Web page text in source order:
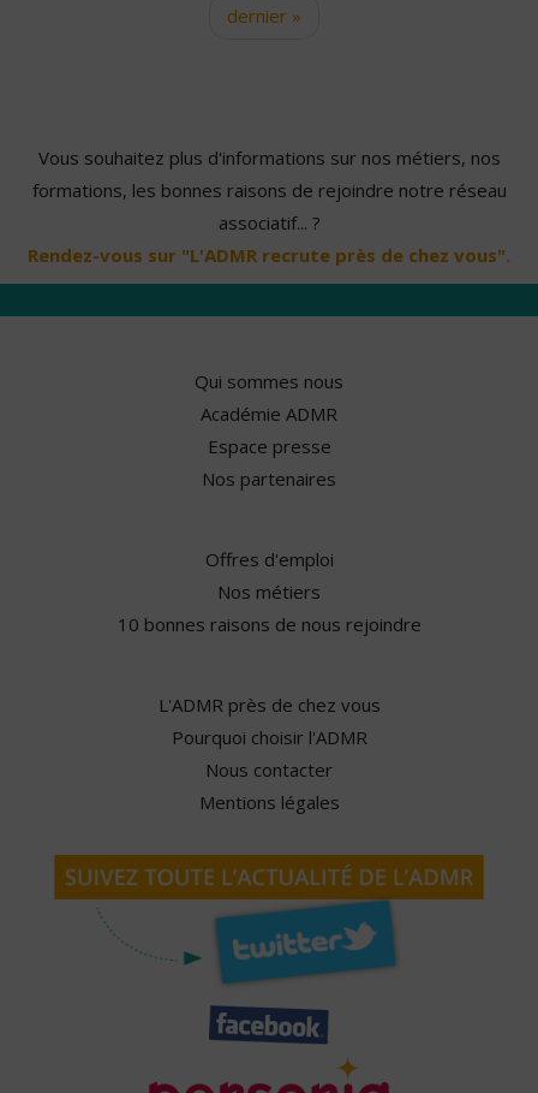
dernier »
Vous souhaitez plus d'informations sur nos métiers, nos
formations, les bonnes raisons de rejoindre notre réseau
associatif... ?
Rendez-vous sur "L'ADMR recrute près de chez vous".
Qui sommes nous
Académie ADMR
Espace presse
Nos partenaires
Offres d'emploi
Nos métiers
10 bonnes raisons de nous rejoindre
L'ADMR près de chez vous
Pourquoi choisir l'ADMR
Nous contacter
Mentions légales